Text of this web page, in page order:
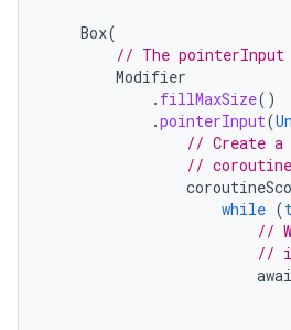
Box(
// The pointerInput
Modifier
. fillMaxSize()
.pointerInput(
// Create a
//
while (
//
//